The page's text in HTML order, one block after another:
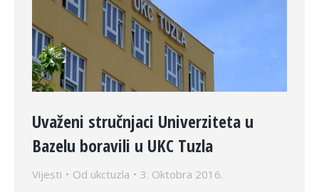
Uvaženi stručnjaci Univerziteta u
Bazelu boravili u UKC Tuzla
Vijesti Od ukctuzla 3. Oktobra 2016.